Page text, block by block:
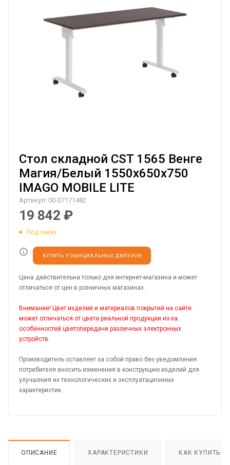
Стол складной CST 1565 Венге
Магия/Белый 1550х650х750
IMAGO MOBILE LITE
Артикул: 00-07171482
19 842 ₽
Под заказ
КУПИТЬ У ОФИЦИАЛЬНЫХ ДИЛЕРОВ
Цена действительна только для интернет-магазина и может
отличаться от цен в розничных магазинах.
Внимание! Цвет изделий и материалов покрытий на сайте
может отличаться от цвета реальной продукции из-за
особенностей цветопередачи различных электронных
устройств.
Производитель оставляет за собой право без уведомления
потребителя вносить изменения в конструкцию изделий для
улучшения их технологических и эксплуатационных
характеристик.
ОПИСАНИЕ ХАРАКТЕРИСТИКИ КАК КУПИТЬ